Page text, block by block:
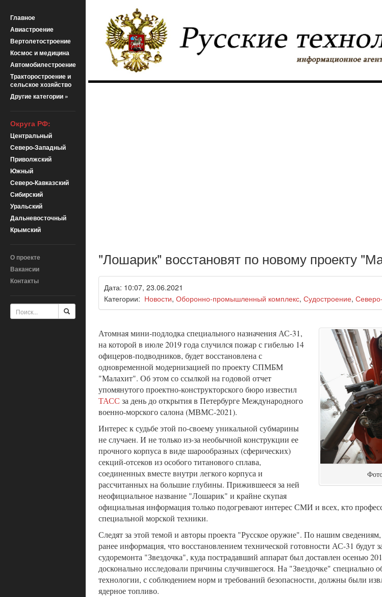
Главное
Авиастроение
Вертолетостроение
Космос и медицина
Автомобилестроение
Тракторостроение и
сельское хозяйство
Другие категории »
Округа РФ:
Центральный
Северо-Западный
Приволжский
Южный
Северо-Кавказский
Сибирский
Уральский
Дальневосточный
Крымский
О проекте
Вакансии
Контакты
"Лошарик" восстановят по новому проекту
Дата: 10:07, 23.06.2021
Категории: Новости, Оборонно-промышленный комплекс, Судостроение,
Атомная мини-подлодка специального назначения АС-31,
на которой в июле 2019 года случился пожар с гибелью 14
офицеров-подводников, будет восстановлена с
одновременной модернизацией по проекту СПМБМ
"Малахит". Об этом со ссылкой на годовой отчет
упомянутого проектно-конструкторского бюро известил
ТАСС за день до открытия в Петербурге Международного
военно-морского салона (МВМС-2021).
Интерес к судьбе этой по-своему уникальной субмарины
не случаен. И не только из-за необычной конструкции ее
прочного корпуса в виде шарообразных (сферических)
секций-отсеков из особого титанового сплава,
соединенных вместе внутри легкого корпуса и
рассчитанных на большие глубины. Прижившееся за ней
неофициальное название "Лошарик" и крайне скупая
официальная информация только подогревают интерес СМИ и всех, кто
специальной морской техники.
Следят за этой темой и авторы проекта "Русское оружие". По нашим сведениям,
ранее информация, что восстановлением технической готовности АС-31 будут
судоремонта "Звездочка", куда пострадавший аппарат был доставлен осенью
досконально исследовали причины случившегося. На "Звездочке" специально
технологии, с соблюдением норм и требований безопасности, должны были
ядерное топливо.